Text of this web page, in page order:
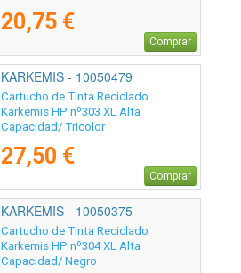
20,75 €
Comprar
KARKEMIS - 10050479
Cartucho de Tinta Reciclado
Karkemis HP nº303 XL Alta
Capacidad/ Tricolor
27,50 €
Comprar
KARKEMIS - 10050375
Cartucho de Tinta Reciclado
Karkemis HP nº304 XL Alta
Capacidad/ Negro